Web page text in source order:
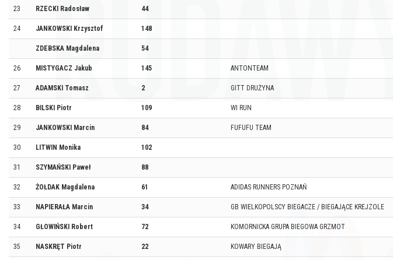
23 RZECKI Radosław 44
24 JANKOWSKI Krzysztof 148
ZDEBSKA Magdalena 54
26 MISTYGACZ Jakub 145 ANTONTEAM
27 ADAMSKI Tomasz 2 GITT DRUŻYNA
28 BILSKI Piotr 109 WI RUN
29 JANKOWSKI Marcin 84 FUFUFU TEAM
30 LITWIN Monika 102
31 SZYMAŃSKI Paweł 88
32 ŻOŁDAK Magdalena 61 ADIDAS RUNNERS POZNAŃ
33 NAPIERAŁA Marcin 34 GB WIELKOPOLSCY BIEGACZE / BIEGAJĄCE KREJZOLE
34 GŁOWIŃSKI Robert 72 KOMORNICKA GRUPA BIEGOWA GRZMOT
35 NASKRĘT Piotr 22 KOWARY BIEGAJĄ